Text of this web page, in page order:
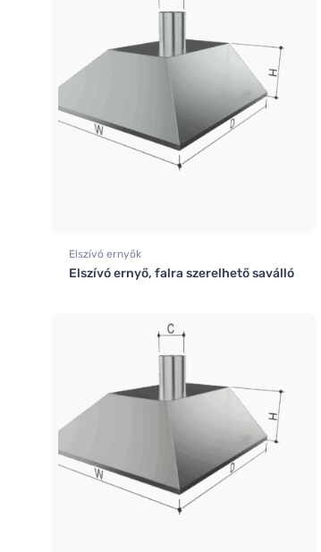
Elszívó ernyők
Elszívó ernyő, falra szerelhető saválló